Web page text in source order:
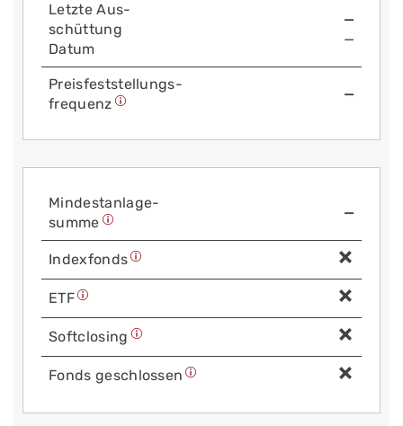
Letzte Aus­
schüttung
Datum
—
—
Preis­fest­stellungs­
frequenz
—
Mindest­anlage­
summe
—
Index­fonds
ETF
Soft­closing
Fonds geschlossen